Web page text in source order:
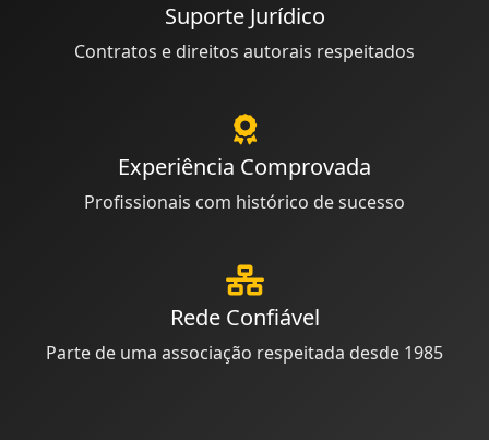
Suporte Jurídico
Contratos e direitos autorais respeitados
Experiência Comprovada
Profissionais com histórico de sucesso
Rede Confiável
Parte de uma associação respeitada desde 1985